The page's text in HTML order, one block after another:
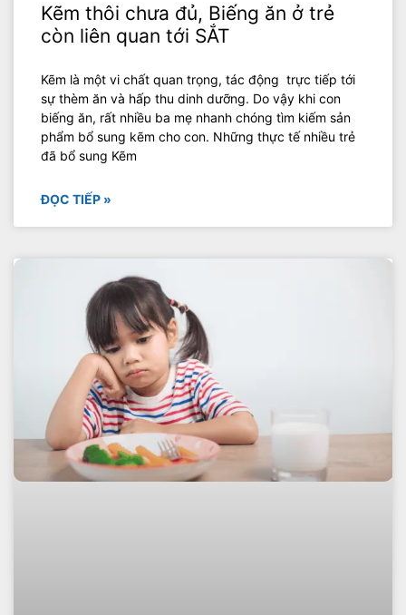
Kẽm thôi chưa đủ, Biếng ăn ở trẻ
còn liên quan tới SẮT
Kẽm là một vi chất quan trọng, tác động trực tiếp tới
sự thèm ăn và hấp thu dinh dưỡng. Do vậy khi con
biếng ăn, rất nhiều ba mẹ nhanh chóng tìm kiếm sản
phẩm bổ sung kẽm cho con. Những thực tế nhiều trẻ
đã bổ sung Kẽm
ĐỌC TIẾP »